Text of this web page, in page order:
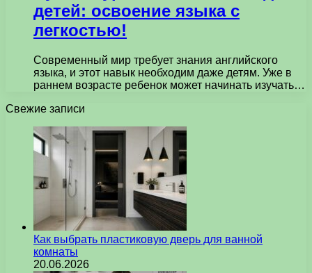
детей: освоение языка с
легкостью!
Современный мир требует знания английского
языка, и этот навык необходим даже детям. Уже в
раннем возрасте ребенок может начинать изучать…
Свежие записи
Как выбрать пластиковую дверь для ванной
комнаты
20.06.2026